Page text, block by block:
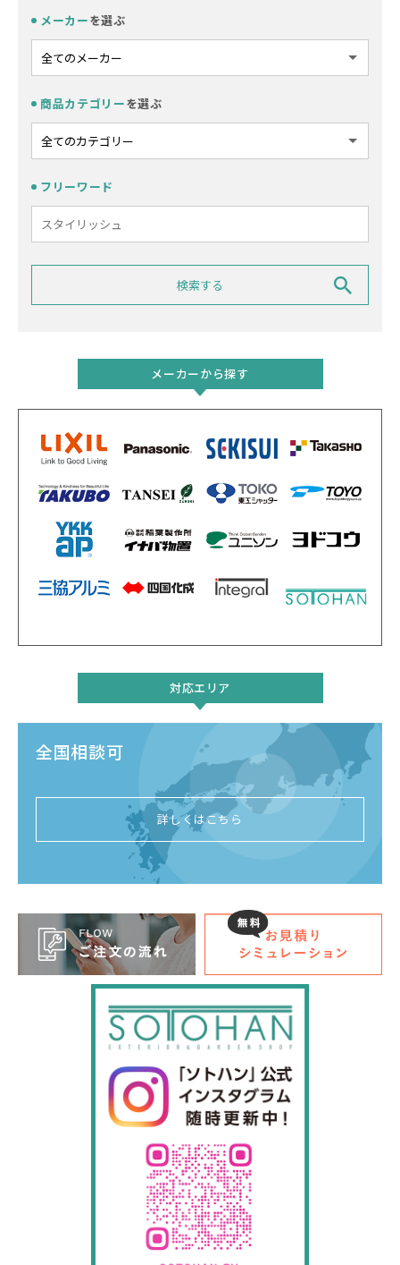
メーカーを選ぶ
商品カテゴリーを選ぶ
フリーワード
メーカーから探す
対応エリア
全国相談可
詳しくはこちら